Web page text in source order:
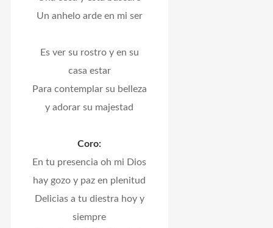
Un anhelo arde en mi ser
Es ver su rostro y en su
casa estar
Para contemplar su belleza
y adorar su majestad
Coro:
En tu presencia oh mi Dios
hay gozo y paz en plenitud
Delicias a tu diestra hoy y
siempre